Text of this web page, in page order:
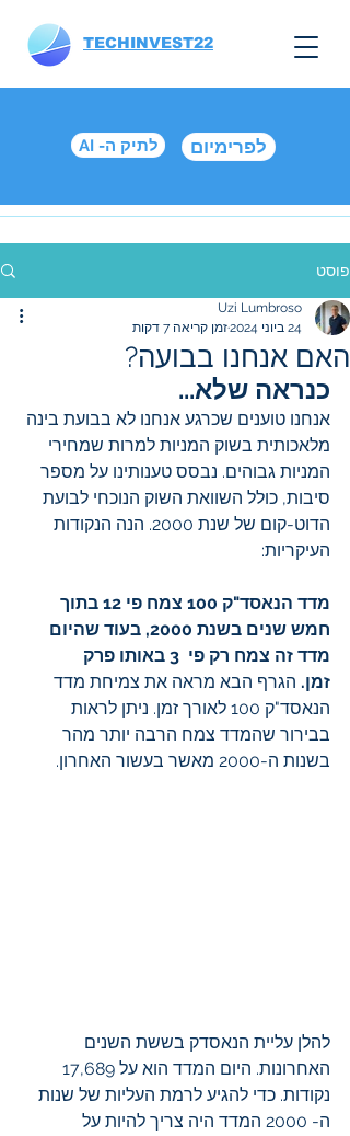
TECHINVEST22
AI -לתיק ה לפרימיום
פוסט
האם אנחנו בבועה?
Uzi Lumbroso
24 ביוני 2024
זמן קריאה 7 דקות
כנראה שלא...
אנחנו טוענים שכרגע אנחנו לא בבועת בינה
מלאכותית בשוק המניות למרות שמחירי
המניות גבוהים. נבסס טענותינו על מספר
סיבות, כולל השוואת השוק הנוכחי לבועת
הדוט-קום של שנת 2000. הנה הנקודות
העיקריות:
מדד הנאסד"ק 100 צמח פי 12 בתוך
חמש שנים בשנת 2000, בעוד שהיום
מדד זה צמח רק פי  3 באותו פרק
זמן. הגרף הבא מראה את צמיחת מדד
הנאסד"ק 100 לאורך זמן. ניתן לראות
בבירור שהמדד צמח הרבה יותר מהר
בשנות ה-2000 מאשר בעשור האחרון.
להלן עליית הנאסדק בששת השנים
נקודות. כדי להגיע לרמת העליות של שנות
ה- 2000 המדד היה צריך להיות על